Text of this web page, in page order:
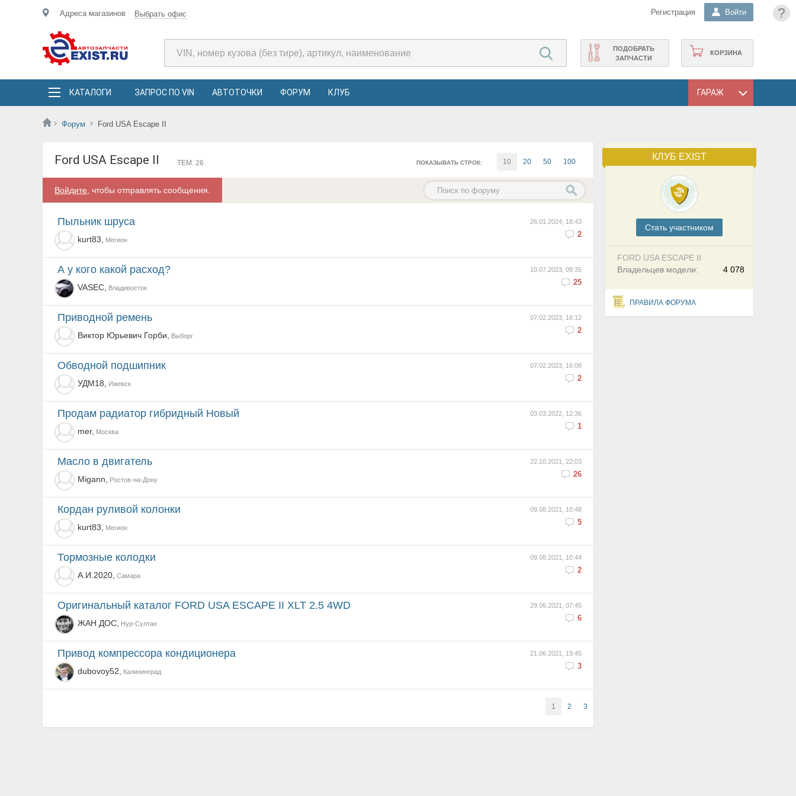
?
Адреса магазинов Выбрать офис Регистрация Войти
КОРЗИНА
ПОДОБРАТЬ
ЗАПЧАСТИ
КАТАЛОГИ ЗАПРОС ПО VIN АВТОТОЧКИ ФОРУМ КЛУБ ГАРАЖ
Форум Ford USA Escape II
КЛУБ EXIST
Cтать участником
FORD USA ESCAPE II
4 078
Владельцев модели:
ПРАВИЛА ФОРУМА
Ford USA Escape II ПОКАЗЫВАТЬ СТРОК: 10 20 50 100
ТЕМ: 26
Войдите , чтобы отправлять сообщения.
26.01.2024, 18:43
2
Пыльник шруса
kurt83, Мегион
10.07.2023, 09:35
25
а у кого какой расход?
VASEC, Владивосток
07.02.2023, 16:12
2
Приводной ремень
Виктор Юрьевич Горби, Выборг
07.02.2023, 16:08
2
Обводной подшипник
УДМ18, Ижевск
03.03.2022, 12:36
1
Продам радиатор гибридный Новый
mer, Москва
22.10.2021, 22:03
26
масло в двигатель
Migann, Ростов-на-Дону
09.08.2021, 10:48
5
Кордан руливой колонки
kurt83, Мегион
09.08.2021, 10:44
2
Тормозные колодки
А.И.2020, Самара
29.06.2021, 07:45
6
Оригинальный каталог FORD USA ESCAPE II XLT 2.5 4WD
ЖАН ДОС, Нур-Султан
21.06.2021, 19:45
3
Привод компрессора кондиционера
dubovoy52, Калининград
1 2 3